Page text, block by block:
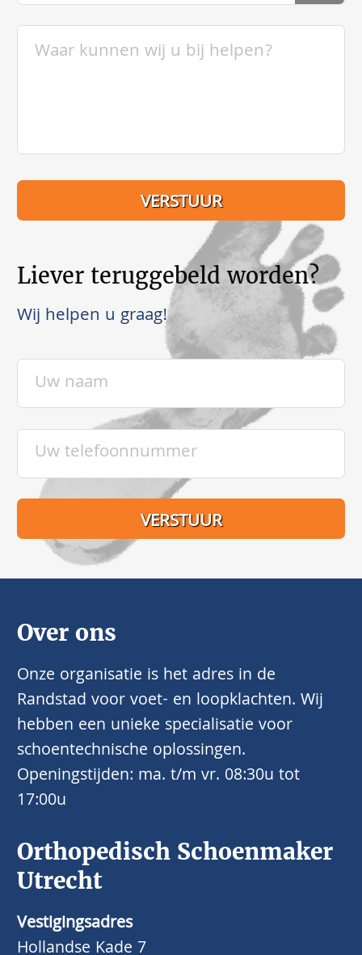
Liever teruggebeld worden?
Wij helpen u graag!
Orthopedisch Schoenmaker
Utrecht
Vestigingsadres
Over ons
Onze organisatie is het adres in de
Randstad voor voet- en loopklachten. Wij
hebben een unieke specialisatie voor
schoentechnische oplossingen.
Openingstijden: ma. t/m vr. 08:30u tot
17:00u